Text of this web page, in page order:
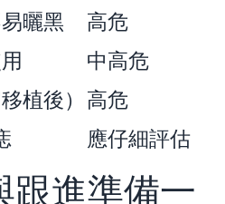
曬黑
高危
中高危
植後） 高危
應仔細評估
跟進準備一